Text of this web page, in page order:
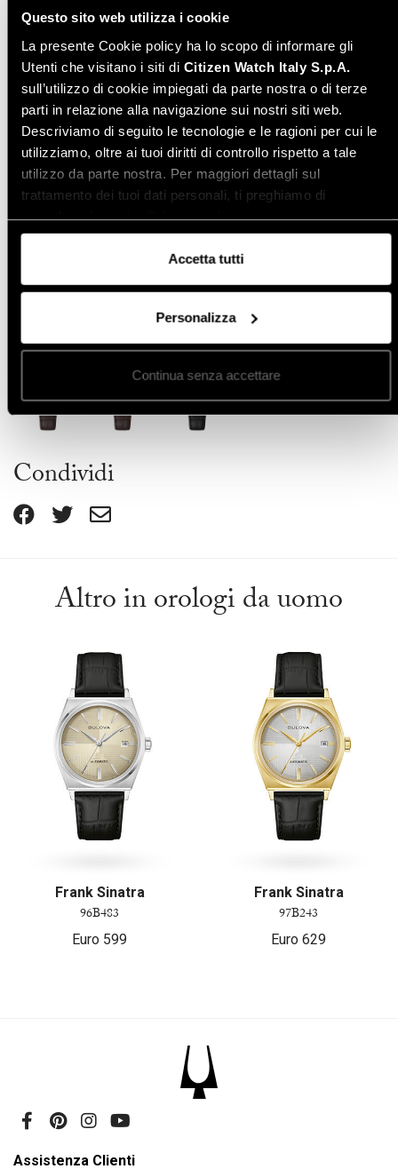
Questo sito web utilizza i cookie
La presente Cookie policy ha lo scopo di informare gli
Utenti che visitano i siti di Citizen Watch Italy S.p.A.
sull’utilizzo di cookie impiegati da parte nostra o di terze
parti in relazione alla navigazione sui nostri siti web.
Descriviamo di seguito le tecnologie e le ragioni per cui le
utilizziamo, oltre ai tuoi diritti di controllo rispetto a tale
utilizzo da parte nostra. Per maggiori dettagli sul
trattamento dei tuoi dati personali, ti preghiamo di
Accetta tutti
Personalizza
Continua senza accettare
Impermeabilità
Water Resistant
Diametro cassa (mm)
40,00
Spessore (mm)
10,32
Peso (gr)
65,00
Manuale di istruzione -
Italiano
Leggi online
Download PDF
Varianti modello
Condividi
Altro in orologi da uomo
Frank Sinatra
96B483
Euro 599
Frank Sinatra
97B243
Euro 629
Assistenza Clienti